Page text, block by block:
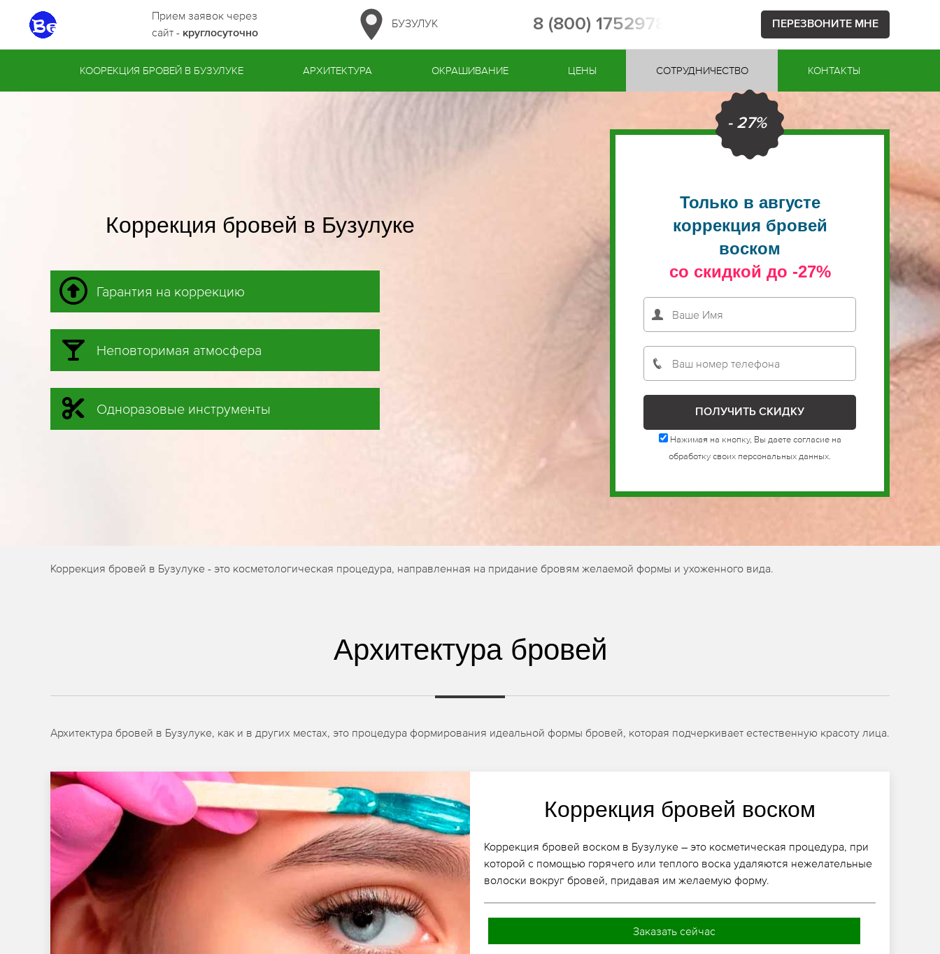
Прием заявок через
сайт - круглосуточно
БУЗУЛУК 8 (800) 1752978 ПЕРЕЗВОНИТЕ МНЕ
КООРЕКЦИЯ БРОВЕЙ В БУЗУЛУКЕ АРХИТЕКТУРА ОКРАШИВАНИЕ ЦЕНЫ СОТРУДНИЧЕСТВО КОНТАКТЫ
Коррекция бровей в Бузулуке
Гарантия на коррекцию
Неповторимая атмосфера
Одноразовые инструменты
- 27%
Только в августе
коррекция бровей
воском
со скидкой до -27%
Нажимая на кнопку, Вы даете согласие на
обработку своих персональных данных.
Коррекция бровей в Бузулуке - это косметологическая процедура, направленная на придание бровям желаемой формы и ухоженного вида.
Архитектура бровей
Архитектура бровей в Бузулуке, как и в других местах, это процедура формирования идеальной формы бровей, которая подчеркивает естественную красоту лица.
Коррекция бровей воском
Коррекция бровей воском в Бузулуке – это косметическая процедура, при
которой с помощью горячего или теплого воска удаляются нежелательные
волоски вокруг бровей, придавая им желаемую форму.
Заказать сейчас